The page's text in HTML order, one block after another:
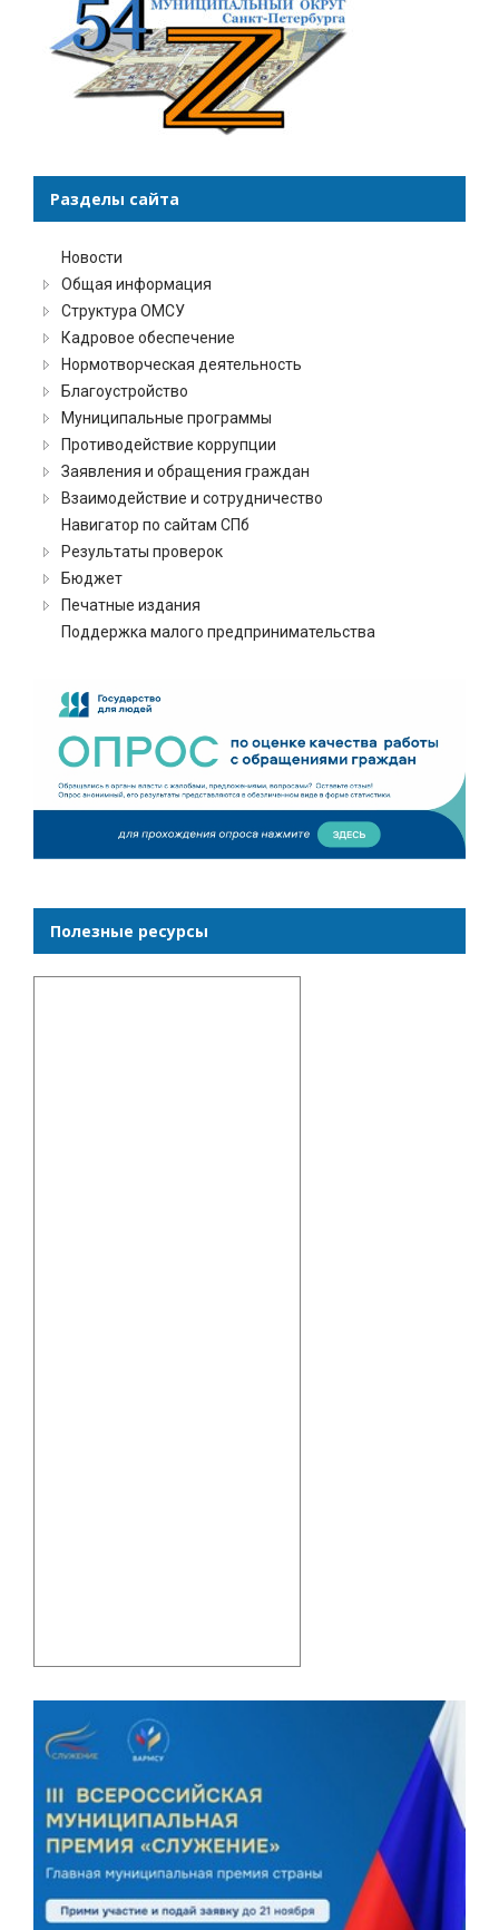
Разделы сайта
Новости
Общая информация
Структура ОМСУ
Кадровое обеспечение
Нормотворческая деятельность
Благоустройство
Муниципальные программы
Противодействие коррупции
Заявления и обращения граждан
Взаимодействие и сотрудничество
Навигатор по сайтам СПб
Результаты проверок
Бюджет
Печатные издания
Поддержка малого предпринимательства
Полезные ресурсы